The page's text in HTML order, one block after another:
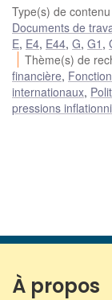
Type(s) de contenu
Documents de
E, E4, E44, G, G1 ,
Thème(s) de
financière,
internationaux,
pressions
À propos